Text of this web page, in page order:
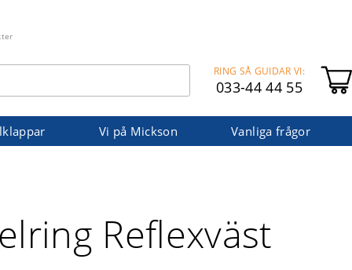
RING SÅ GUIDAR VI:
033-44 44 55
Vi på Mickson Vanliga frågor
Reflexväst